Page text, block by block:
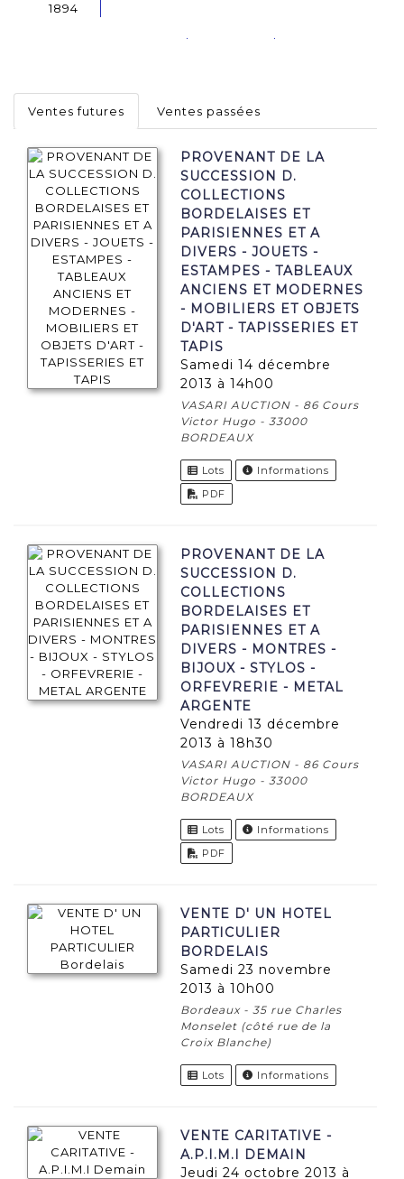
1894
Ventes futures Ventes passées
PROVENANT DE LA
SUCCESSION D.
COLLECTIONS
BORDELAISES ET
PARISIENNES ET A
DIVERS - JOUETS -
ESTAMPES - TABLEAUX
ANCIENS ET MODERNES
- MOBILIERS ET OBJETS
D'ART - TAPISSERIES ET
TAPIS
samedi 14 décembre
2013 à 14h00
VASARI AUCTION - 86 Cours
Victor Hugo - 33000
BORDEAUX
Lots
Informations
PDF
PROVENANT DE LA
SUCCESSION D.
COLLECTIONS
BORDELAISES ET
PARISIENNES ET A
DIVERS - MONTRES -
BIJOUX - STYLOS -
ORFEVRERIE - METAL
ARGENTE
vendredi 13 décembre
2013 à 18h30
VASARI AUCTION - 86 Cours
Victor Hugo - 33000
BORDEAUX
Lots
Informations
PDF
VENTE D' UN HOTEL
PARTICULIER
BORDELAIS
samedi 23 novembre
2013 à 10h00
Bordeaux - 35 rue Charles
Monselet (côté rue de la
Croix Blanche)
Lots Informations
VENTE CARITATIVE -
A.P.I.M.I DEMAIN
jeudi 24 octobre 2013 à